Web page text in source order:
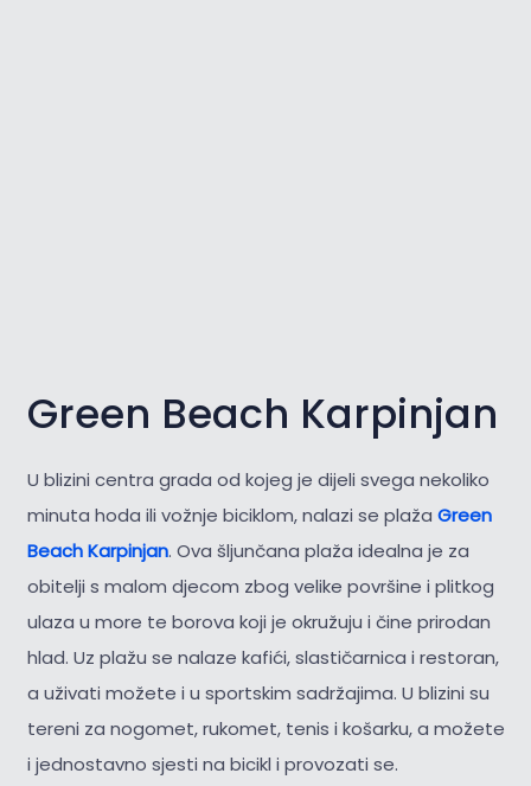
Green Beach Karpinjan
U blizini centra grada od kojeg je dijeli svega nekoliko
minuta hoda ili vožnje biciklom, nalazi se plaža Green
Beach Karpinjan. Ova šljunčana plaža idealna je za
obitelji s malom djecom zbog velike površine i plitkog
ulaza u more te borova koji je okružuju i čine prirodan
hlad. Uz plažu se nalaze kafići, slastičarnica i restoran,
a uživati možete i u sportskim sadržajima. U blizini su
tereni za nogomet, rukomet, tenis i košarku, a možete
i jednostavno sjesti na bicikl i provozati se.